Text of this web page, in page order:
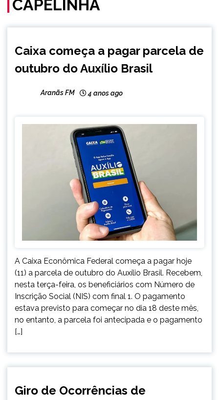
CAPELINHA
CAPELINHA
NOTÍCIAS
Caixa começa a pagar parcela de
outubro do Auxílio Brasil
Aranãs FM 4 anos ago
A Caixa Econômica Federal começa a pagar hoje
(11) a parcela de outubro do Auxílio Brasil. Recebem,
nesta terça-feira, os beneficiários com Número de
Inscrição Social (NIS) com final 1. O pagamento
estava previsto para começar no dia 18 deste mês,
no entanto, a parcela foi antecipada e o pagamento
[…]
NOTÍCIAS
Giro de Ocorrências de